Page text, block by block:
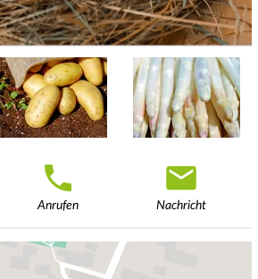
Anrufen Nachricht